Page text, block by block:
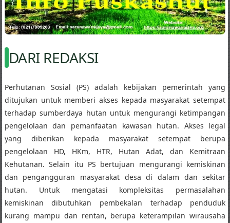
DARI REDAKSI
Perhutanan Sosial (PS) adalah kebijakan pemerintah yang
ditujukan untuk memberi akses kepada masyarakat setempat
terhadap sumberdaya hutan untuk mengurangi ketimpangan
pengelolaan dan pemanfaatan kawasan hutan. Akses legal
yang diberikan kepada masyarakat setempat berupa
pengelolaan HD, HKm, HTR, Hutan Adat, dan Kemitraan
Kehutanan. Selain itu PS bertujuan mengurangi kemiskinan
dan pengangguran masyarakat desa di dalam dan sekitar
hutan. Untuk mengatasi kompleksitas permasalahan
kemiskinan dibutuhkan pembekalan terhadap penduduk
kurang mampu dan rentan, berupa keterampilan wirausaha